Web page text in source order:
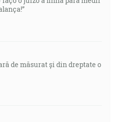
de măsurat și din dreptate o